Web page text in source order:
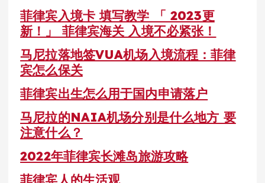
菲律宾入境卡 填写教学 「 2023更
新！」 菲律宾海关 入境不必紧张！
马尼拉落地签VUA机场入境流程：菲律
宾怎么保关
菲律宾出生怎么用于国内申请落户
马尼拉的NAIA机场分别是什么地方 要
注意什么？
2022年菲律宾长滩岛旅游攻略
菲律宾人的生活观